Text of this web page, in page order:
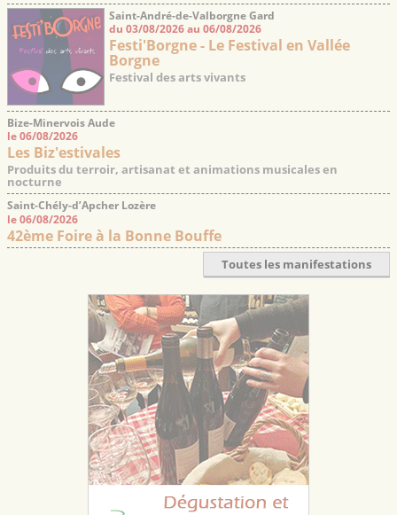
Saint-André-de-Valborgne Gard
du 03/08/2026 au 06/08/2026
Festi'Borgne - Le Festival en Vallée
Borgne
Festival des arts vivants
Bize-Minervois Aude
le 06/08/2026
Les Biz'estivales
Produits du terroir, artisanat et animations musicales en
nocturne
Saint-Chély-d’Apcher Lozère
le 06/08/2026
42ème Foire à la Bonne Bouffe
Toutes les manifestations